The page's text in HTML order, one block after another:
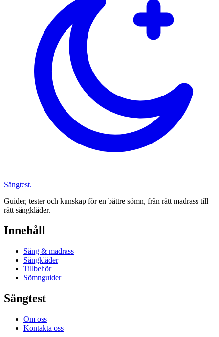
Sängtest.
Guider, tester och kunskap för en bättre sömn, från rätt madrass till
rätt sängkläder.
Innehåll
Säng & madrass
Sängkläder
Tillbehör
Sömnguider
Sängtest
Om oss
Kontakta oss